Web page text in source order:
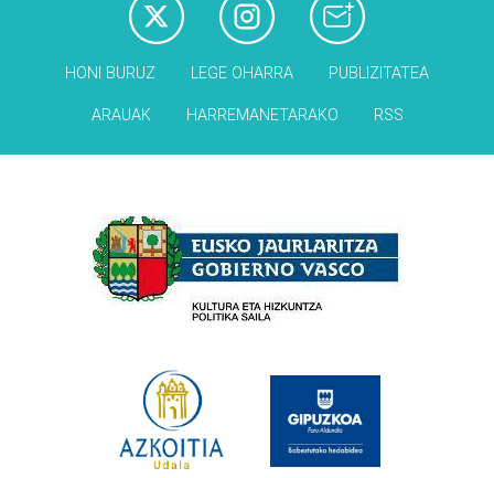
HONI BURUZ LEGE OHARRA PUBLIZITATEA
ARAUAK HARREMANETARAKO RSS